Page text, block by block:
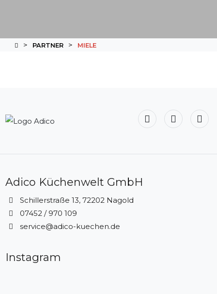
PARTNER MIELE
Adico Küchenwelt GmbH
Schillerstraße 13, 72202 Nagold
07452 / 970 109
service@adico-kuechen.de
Instagram